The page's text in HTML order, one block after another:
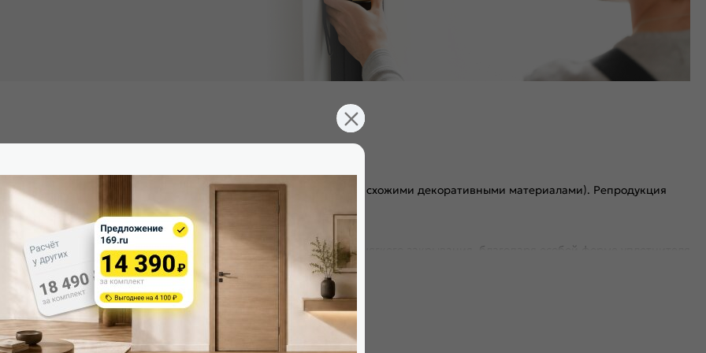
повышенной стойкостью к повреждениям (в сравнении со схожими декоративными материалами). Репродукция
монтажа. Дверная коробка с TPE-уплотнителем для мягкого закрывания, благодаря особой форме уплотнителя
3,4 GU).